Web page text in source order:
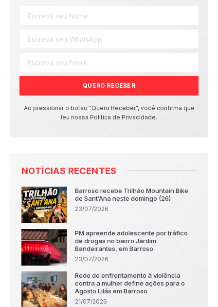
QUERO RECEBER
Ao pressionar o botão "Quero Receber", você confirma que
leu nossa Política de Privacidade.
NOTÍCIAS RECENTES
Barroso recebe Trilhão Mountain Bike
de Sant’Ana neste domingo (26)
23/07/2026
PM apreende adolescente por tráfico
de drogas no bairro Jardim
Bandeirantes, em Barroso
23/07/2026
Rede de enfrentamento à violência
contra a mulher define ações para o
Agosto Lilás em Barroso
21/07/2026